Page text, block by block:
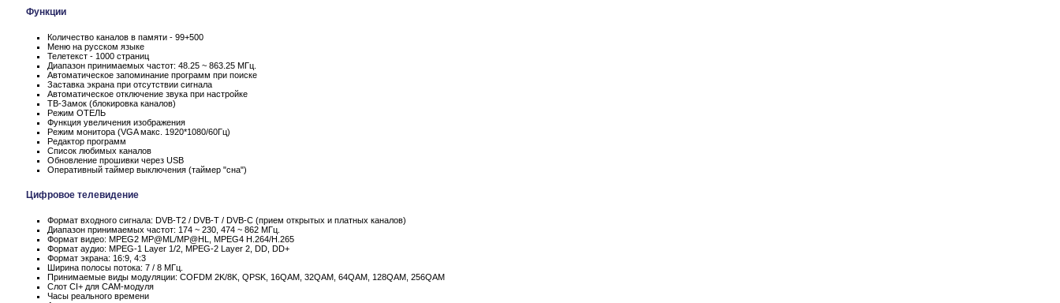
Функции
Количество каналов в памяти - 99+500
Меню на русском языке
Телетекст - 1000 страниц
Диапазон принимаемых частот: 48.25 ~ 863.25 МГц.
Автоматическое запоминание программ при поиске
Заставка экрана при отсутствии сигнала
Автоматическое отключение звука при настройке
ТВ-Замок (блокировка каналов)
Режим ОТЕЛЬ
Функция увеличения изображения
Режим монитора (VGA макс. 1920*1080/60Гц)
Редактор программ
Список любимых каналов
Обновление прошивки через USB
Оперативный таймер выключения (таймер "сна")
Цифровое телевидение
Формат входного сигнала: DVB-T2 / DVB-T / DVB-C (прием открытых и платных каналов)
Диапазон принимаемых частот: 174 ~ 230, 474 ~ 862 МГц.
Формат видео: MPEG2 MP@ML/MP@HL, MPEG4 H.264/H.265
Формат аудио: MPEG-1 Layer 1/2, MPEG-2 Layer 2, DD, DD+
Формат экрана: 16:9, 4:3
Ширина полосы потока: 7 / 8 МГц.
Принимаемые виды модуляции: COFDM 2K/8K, QPSK, 16QAM, 32QAM, 64QAM, 128QAM, 256QAM
Слот CI+ для CAM-модуля
Часы реального времени